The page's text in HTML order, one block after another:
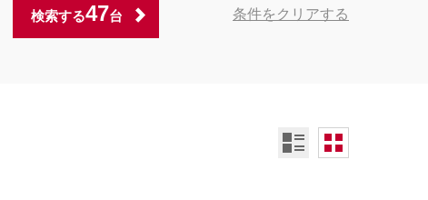
検索する47台 条件をクリアする